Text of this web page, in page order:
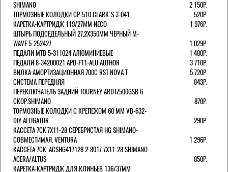
SHIMANO
2 150Р.
ТОРМОЗНЫЕ КОЛОДКИ CP-510 CLARK'S 3-041
520Р.
КАРЕТКА-КАРТРИДЖ 119/27ММ NECO
1 976Р.
ШТЫРЬ ПОДСЕДЕЛЬНЫЙ 27,2Х350ММ ЧЕРНЫЙ M-
WAVE 5-252427
1 029Р.
ПЕДАЛИ MTB 5-311024 АЛЮМИНИЕВЫЕ
1 480Р.
ПЕДАЛИ 8-34200021 APD-F11-ALU AUTHOR
3 710Р.
ВИЛКА АМОРТИЗАЦИОННАЯ 700С RST NOVA T
5 720Р.
СИСТЕМА ПЕРЕДНЯЯ
843Р.
ПЕРЕКЛЮЧАТЕЛЬ ЗАДНИЙ TOURNEY ARDTZ500GSB 6
СКОР.SHIMANO
870Р.
ТОРМОЗНЫЕ КОЛОДКИ С КРЕПЕЖОМ 60 ММ VB-632-
DIY ALLIGATOR
290Р.
КАССЕТА 7СК.7Х11-28 СЕРЕБРИСТАЯ HG SHIMANO-
СОВМЕСТИМАЯ. VENTURA
1 296Р.
КАССЕТА 7СК. ACSHG417128 2-8017 7Х11-28 SHIMANO
ACERA/ALTUS
850Р.
КАРЕТКА-КАРТРИДЖ ДЛЯ КЛИНЬЕВ 136/37ММ